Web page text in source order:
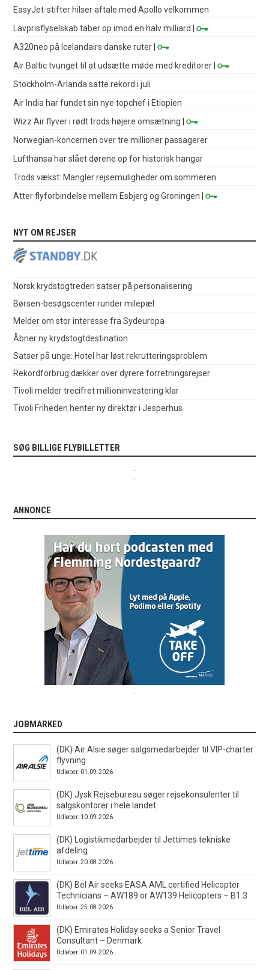
EasyJet-stifter hilser aftale med Apollo velkommen
Lavprisflyselskab taber op imod en halv milliard
|
A320neo på Icelandairs danske ruter |
Air Baltic tvunget til at udsætte møde med kreditorer |
Stockholm-Arlanda satte rekord i juli
Air India har fundet sin nye topchef i Etiopien
Wizz Air flyver i rødt trods højere omsætning |
Norwegian-koncernen over tre millioner passagerer
Lufthansa har slået dørene op for historisk hangar
Trods vækst: Mangler rejsemuligheder om sommeren
Atter flyforbindelse mellem Esbjerg og Groningen |
NYT OM REJSER
Norsk krydstogtrederi satser på personalisering
Børsen-besøgscenter runder milepæl
Melder om stor interesse fra Sydeuropa
Åbner ny krydstogtdestination
Satser på unge: Hotel har løst rekrutteringsproblem
Rekordforbrug dækker over dyrere forretningsrejser
Tivoli melder trecifret millioninvestering klar
Tivoli Friheden henter ny direktør i Jesperhus
SØG BILLIGE FLYBILLETTER
ANNONCE
JOBMARKED
(DK) Air Alsie søger salgsmedarbejder til VIP-charter
flyvning
Udløber: 01.09.2026
(DK) Jysk Rejsebureau søger rejsekonsulenter til
salgskontorer i hele landet
Udløber: 10.09.2026
(DK) Logistikmedarbejder til Jettimes tekniske
afdeling
Udløber: 20.08.2026
(DK) Bel Air seeks EASA AML certified Helicopter
Technicians – AW189 or AW139 Helicopters – B1.3
Udløber: 25.08.2026
(DK) Emirates Holiday seeks a Senior Travel
Consultant – Denmark
Udløber: 01.09.2026